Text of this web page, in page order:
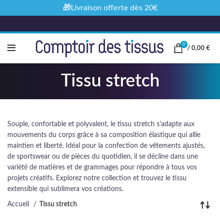
0
/ 0,00 €
Tissu stretch
Souple, confortable et polyvalent, le tissu stretch s’adapte aux
mouvements du corps grâce à sa composition élastique qui allie
maintien et liberté. Idéal pour la confection de vêtements ajustés,
de sportswear ou de pièces du quotidien, il se décline dans une
variété de matières et de grammages pour répondre à tous vos
projets créatifs. Explorez notre collection et trouvez le tissu
extensible qui sublimera vos créations.
Accueil Tissu stretch
🎁Livraison offerte dès 20€